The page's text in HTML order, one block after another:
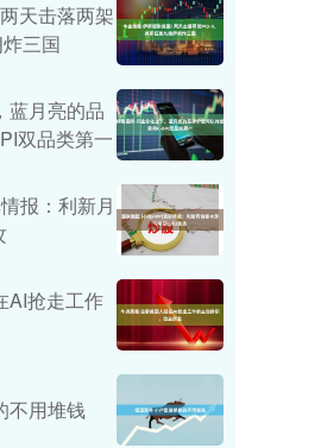
天击落两架
三国
蓝月亮的品
双品类第一
报：利新月
AI抢走工作
不用堆钱